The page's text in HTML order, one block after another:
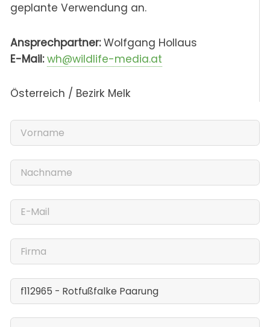
geplante Verwendung an.
Ansprechpartner:Wolfgang Hollaus
E-Mail: wh@wildlife-media.at
Österreich / Bezirk Melk